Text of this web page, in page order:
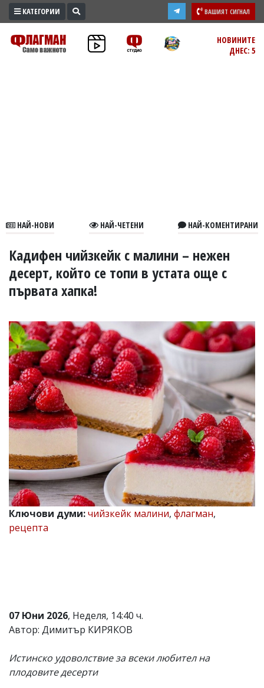
ПРОМО
ЗОНА
В
УКРАЙНА
СПОРТ
РАЗСЛЕДВАНЕ
БИЗНЕС
ЮГ
Управители:
Веселин
Василев,
email:
v.vasilev@flagman.bg
Катя
Касабова,
Главен
редактор:
Иван
Колев,
email:
office@flagman.bg
и
редакцията
не
отговорност
за
тях!
КАТЕГОРИИ ВАШИЯТ СИГНАЛ
НОВИНИТЕ
ДНЕС: 5
НАЙ-НОВИ НАЙ-ЧЕТЕНИ НАЙ-КОМЕНТИРАНИ
Кадифен чийзкейк с малини – нежен
десерт, който се топи в устата още с
първата хапка!
Ключови думи:чийзкейк малини, флагман,
рецепта
07 Юни 2026, Неделя, 14:40 ч.
Автор: Димитър КИРЯКОВ
Истинско удоволствие за всеки любител на
плодовите десерти